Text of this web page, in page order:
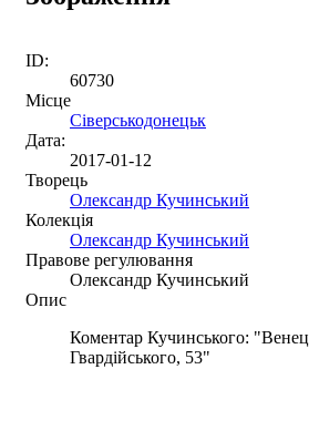
ID:
60730
Місце
Сіверськодонецьк
Дата:
2017-01-12
Творець
Олександр Кучинський
Колекція
Олександр Кучинський
Правове регулювання
Олександр Кучинський
Опис
Коментар Кучинського:
Гвардійського, 53"